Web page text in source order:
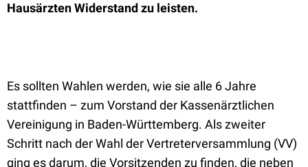
Hausärzten Widerstand zu leisten.
Es sollten Wahlen werden, wie sie alle 6 Jahre
stattfinden – zum Vorstand der Kassenärztlichen
Vereinigung in Baden-Württemberg. Als zweiter
Schritt nach der Wahl der Vertreterversammlung (VV)
ging es darum, die Vorsitzenden zu finden, die neben